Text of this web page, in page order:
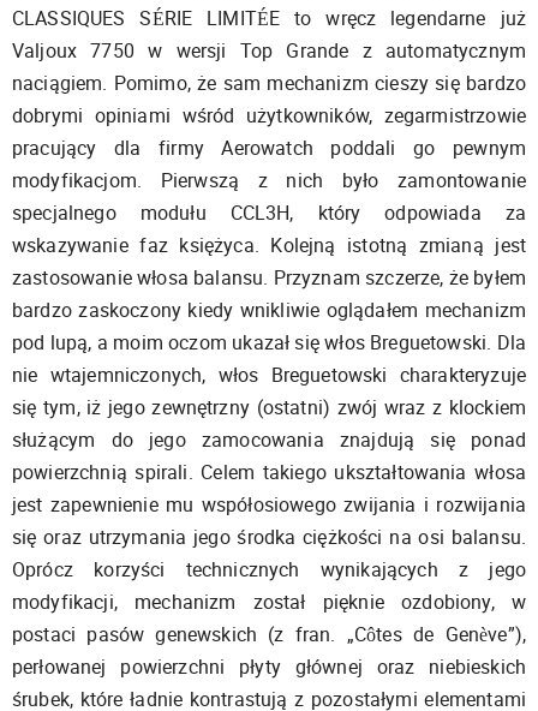
CLASSIQUES SÉRIE LIMITÉE to wręcz legendarne już
Valjoux 7750 w wersji Top Grande z automatycznym
naciągiem. Pomimo, że sam mechanizm cieszy się bardzo
dobrymi opiniami wśród użytkowników, zegarmistrzowie
pracujący dla firmy Aerowatch poddali go pewnym
modyfikacjom. Pierwszą z nich było zamontowanie
specjalnego modułu CCL3H, który odpowiada za
wskazywanie faz księżyca. Kolejną istotną zmianą jest
zastosowanie włosa balansu. Przyznam szczerze, że byłem
bardzo zaskoczony kiedy wnikliwie oglądałem mechanizm
pod lupą, a moim oczom ukazał się włos Breguetowski. Dla
nie wtajemniczonych, włos Breguetowski charakteryzuje
się tym, iż jego zewnętrzny (ostatni) zwój wraz z klockiem
służącym do jego zamocowania znajdują się ponad
powierzchnią spirali. Celem takiego ukształtowania włosa
jest zapewnienie mu współosiowego zwijania i rozwijania
się oraz utrzymania jego środka ciężkości na osi balansu.
Oprócz korzyści technicznych wynikających z jego
modyfikacji, mechanizm został pięknie ozdobiony, w
postaci pasów genewskich (z fran. „Côtes de Genève”),
perłowanej powierzchni płyty głównej oraz niebieskich
śrubek, które ładnie kontrastują z pozostałymi elementami